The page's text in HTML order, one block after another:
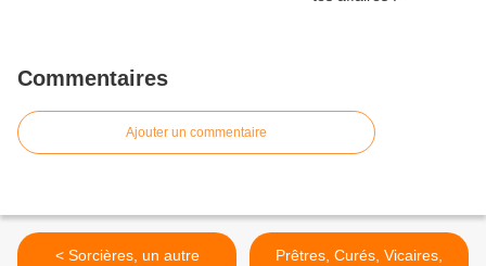
Commentaires
Ajouter un commentaire
< Sorcières, un autre
Prêtres, Curés, Vicaires,